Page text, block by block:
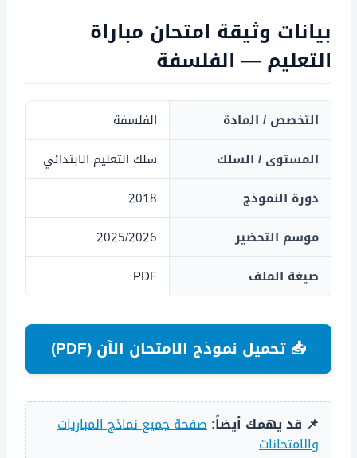
بيانات وثيقة امتحان مباراة
التعليم — الفلسفة
التخصص / المادة
الفلسفة
المستوى / السلك
سلك التعليم الابتدائي
دورة النموذج
2018
موسم التحضير
2025/2026
صيغة الملف
PDF
📥 تحميل نموذج الامتحان الآن (PDF)
📌 قد يهمك أيضاً:صفحة جميع نماذج المباريات
والامتحانات